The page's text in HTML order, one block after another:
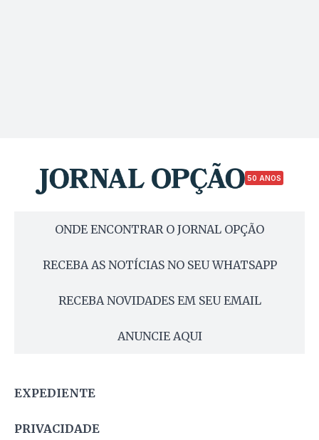
50 ANOS
ONDE ENCONTRAR O JORNAL OPÇÃO
RECEBA AS NOTÍCIAS NO SEU WHATSAPP
RECEBA NOVIDADES EM SEU EMAIL
ANUNCIE AQUI
EXPEDIENTE
PRIVACIDADE